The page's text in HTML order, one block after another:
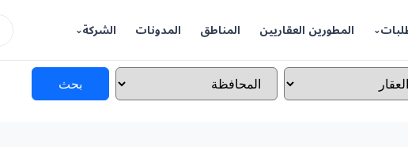
المطورين العقاريين المناطق المدونات الشركة
بحث